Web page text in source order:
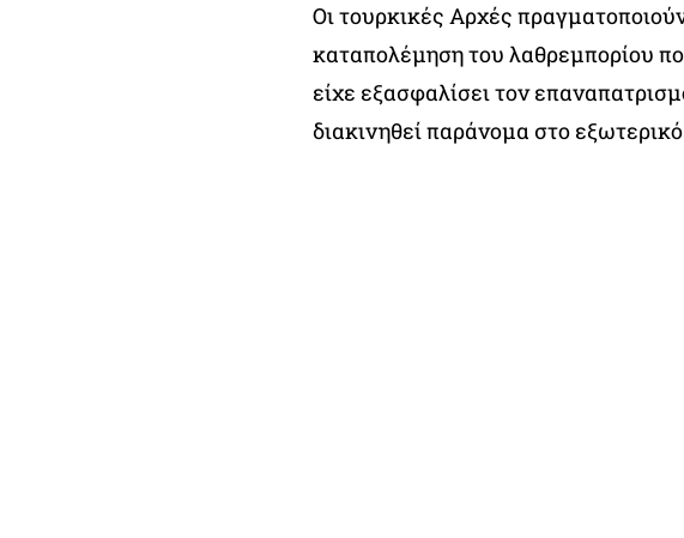
Οι τουρκικές Αρχές
καταπολέμηση του λαθρεμπορίου
είχε εξασφαλίσει τον
διακινηθεί παράνομα στο